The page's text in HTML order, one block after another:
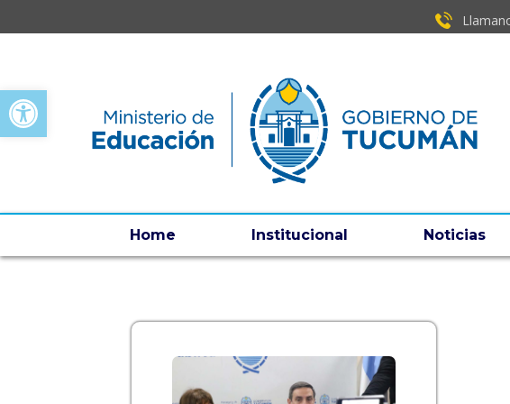
Open toolbar
Home Institucional Noticias